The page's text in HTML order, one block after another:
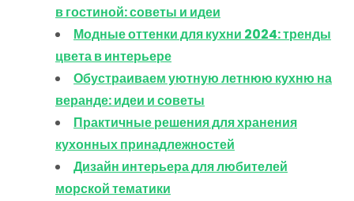
в гостиной: советы и идеи
Модные оттенки для кухни 2024: тренды
цвета в интерьере
Обустраиваем уютную летнюю кухню на
веранде: идеи и советы
Практичные решения для хранения
кухонных принадлежностей
Дизайн интерьера для любителей
морской тематики